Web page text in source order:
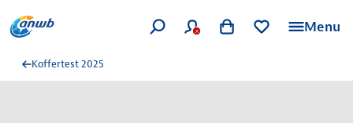
Menu
Koffertest 2025